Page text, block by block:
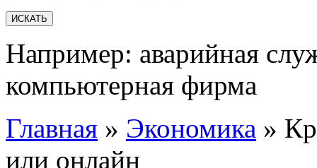
Например: аварийная
компьютерная фирма
Главная » Экономика »
или онлайн